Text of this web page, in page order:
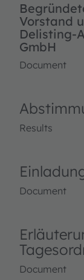
Vorstand
Delisting-
GmbH
Document
Results
Document
Document